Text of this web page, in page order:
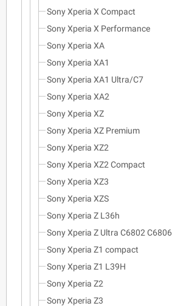
Sony Xperia X Compact
Sony Xperia X Performance
Sony Xperia XA
Sony Xperia XA1
Sony Xperia XA1 Ultra/C7
Sony Xperia XA2
Sony Xperia XZ
Sony Xperia XZ Premium
Sony Xperia XZ2
Sony Xperia XZ2 Compact
Sony Xperia XZ3
Sony Xperia XZS
Sony Xperia Z L36h
Sony Xperia Z Ultra C6802 C6806
Sony Xperia Z1 compact
Sony Xperia Z1 L39H
Sony Xperia Z2
Sony Xperia Z3